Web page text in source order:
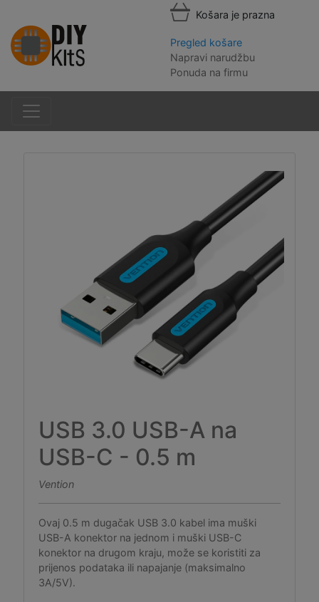
Košara je prazna
Pregled košare
Napravi narudžbu
Ponuda na firmu
USB 3.0 USB-A na
USB-C - 0.5 m
Vention
Ovaj 0.5 m dugačak USB 3.0 kabel ima muški
USB-A konektor na jednom i muški USB-C
konektor na drugom kraju, može se koristiti za
prijenos podataka ili napajanje (maksimalno
3A/5V).